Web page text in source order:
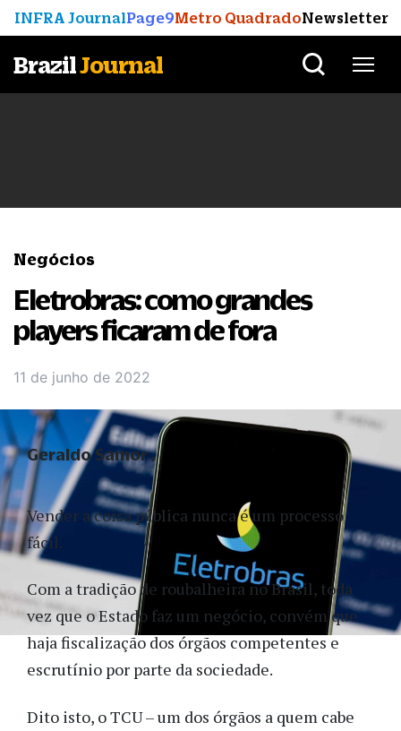
INFRA JournalPage9Metro QuadradoNewsletter
BrazilJournal
Negócios
Eletrobras: como grandes
players ficaram de fora
11 de junho de 2022
Vender a coisa pública nunca é um processo
fácil.
Com a tradição de roubalheira no Brasil, toda
vez que o Estado faz um negócio, convém que
haja fiscalização dos órgãos competentes e
escrutínio por parte da sociedade.
Dito isto, o TCU – um dos órgãos a quem cabe
Geraldo Samor